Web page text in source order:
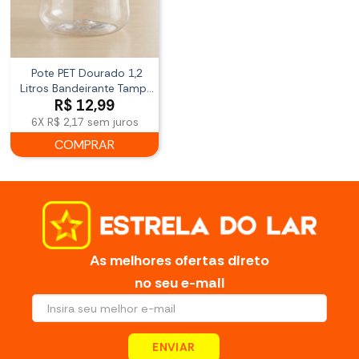
Pote PET Dourado 1,2
Litros Bandeirante Tampa
Metalizada
R$ 12,99
6X R$ 2,17 sem juros
COMPRAR
As melhores ofertas direto
no seu e-mail
ENVIAR